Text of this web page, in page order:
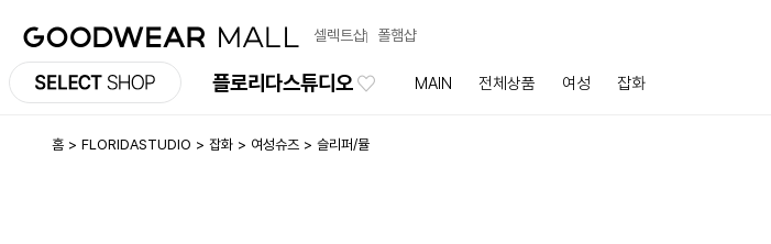
셀렉트샵 폴햄샵
플로리다스튜디오 MAIN 전체상품 여성 잡화
홈 FLORIDASTUDIO 잡화 여성슈즈 슬리퍼/뮬